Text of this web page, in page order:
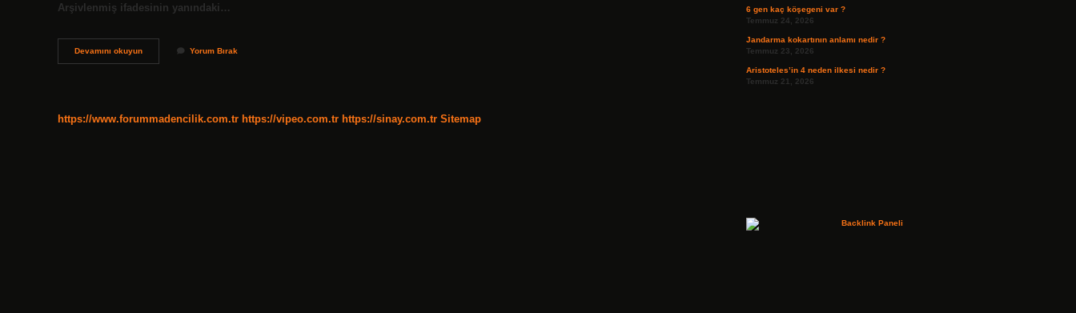
Arşivlenmiş ifadesinin yanındaki…
Devamını okuyunFotoğrafları
Arşivleyince
Yorum Bırak
https://www.forummadencilik.com.tr https://vipeo.com.tr https://sinay.com.tr Sitemap
6 gen kaç köşegeni var ?
Temmuz 24, 2026
Jandarma kokartının anlamı nedir ?
Temmuz 23, 2026
Aristoteles’in 4 neden ilkesi nedir ?
Temmuz 21, 2026